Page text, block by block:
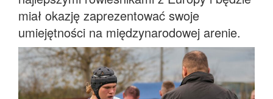
miał okazję zaprezentować swoje
umiejętności na międzynarodowej arenie.